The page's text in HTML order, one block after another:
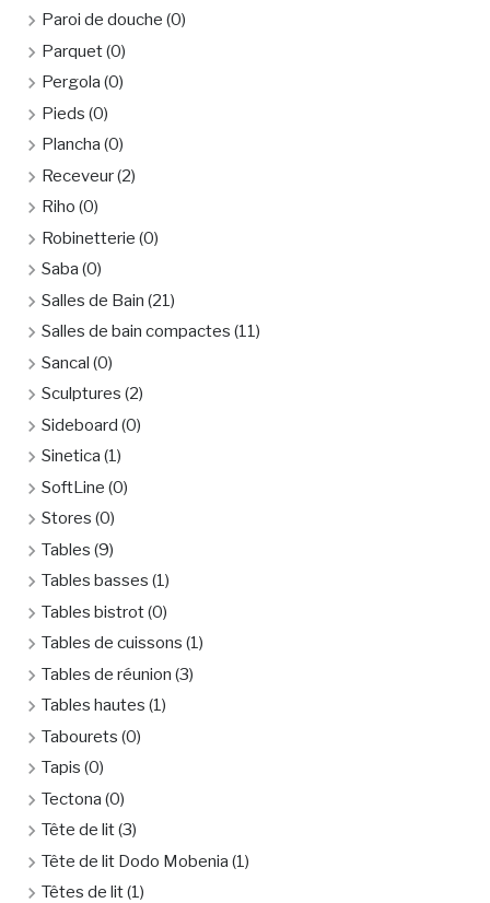
Paroi de douche (0)
Parquet(0)
Pergola (0)
Pieds (0)
Plancha (0)
Receveur(2)
Riho (0)
Robinetterie (0)
Saba (0)
Salles de Bain (21)
Salles de bain compactes (11)
Sancal (0)
Sculptures (2)
Sideboard (0)
Sinetica (1)
SoftLine (0)
Stores (0)
Tables (9)
Tables basses (1)
Tables bistrot(0)
Tables de cuissons (1)
Tables de réunion (3)
Tables hautes (1)
Tabourets (0)
Tapis (0)
Tectona (0)
Tête de lit(3)
Tête de lit Dodo Mobenia (1)
Têtes de lit(1)